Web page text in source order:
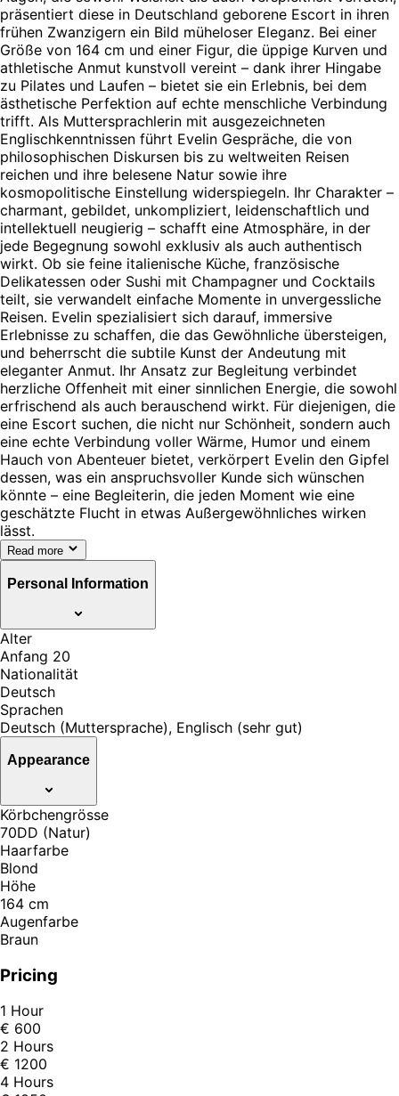
präsentiert diese in Deutschland geborene Escort in ihren
frühen Zwanzigern ein Bild müheloser Eleganz. Bei einer
Größe von 164 cm und einer Figur, die üppige Kurven und
athletische Anmut kunstvoll vereint – dank ihrer Hingabe
zu Pilates und Laufen – bietet sie ein Erlebnis, bei dem
ästhetische Perfektion auf echte menschliche Verbindung
trifft. Als Muttersprachlerin mit ausgezeichneten
Englischkenntnissen führt Evelin Gespräche, die von
philosophischen Diskursen bis zu weltweiten Reisen
reichen und ihre belesene Natur sowie ihre
kosmopolitische Einstellung widerspiegeln. Ihr Charakter –
charmant, gebildet, unkompliziert, leidenschaftlich und
intellektuell neugierig – schafft eine Atmosphäre, in der
jede Begegnung sowohl exklusiv als auch authentisch
wirkt. Ob sie feine italienische Küche, französische
Delikatessen oder Sushi mit Champagner und Cocktails
teilt, sie verwandelt einfache Momente in unvergessliche
Reisen. Evelin spezialisiert sich darauf, immersive
Erlebnisse zu schaffen, die das Gewöhnliche übersteigen,
und beherrscht die subtile Kunst der Andeutung mit
eleganter Anmut. Ihr Ansatz zur Begleitung verbindet
herzliche Offenheit mit einer sinnlichen Energie, die sowohl
erfrischend als auch berauschend wirkt. Für diejenigen, die
eine Escort suchen, die nicht nur Schönheit, sondern auch
eine echte Verbindung voller Wärme, Humor und einem
Hauch von Abenteuer bietet, verkörpert Evelin den Gipfel
dessen, was ein anspruchsvoller Kunde sich wünschen
könnte – eine Begleiterin, die jeden Moment wie eine
geschätzte Flucht in etwas Außergewöhnliches wirken
lässt.
Read more
Personal Information
Alter
Anfang 20
Nationalität
Deutsch
Sprachen
Deutsch (Muttersprache), Englisch (sehr gut)
Appearance
Körbchengrösse
70DD (Natur)
Haarfarbe
Blond
Höhe
164 cm
Augenfarbe
Braun
Pricing
1 Hour
€ 600
2 Hours
€ 1200
4 Hours